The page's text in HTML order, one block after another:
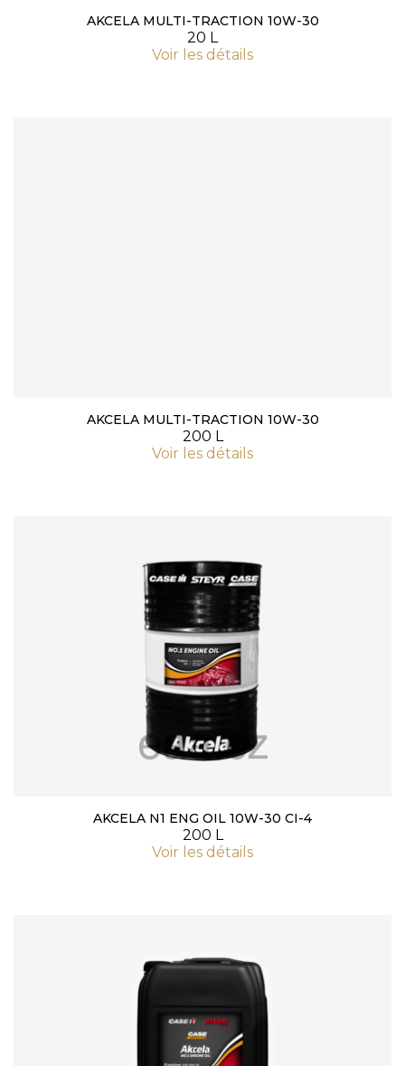
AKCELA MULTI-TRACTION 10W-30
20 L
Voir les détails
AKCELA MULTI-TRACTION 10W-30
200 L
Voir les détails
AKCELA N1 ENG OIL 10W-30 CI-4
200 L
Voir les détails